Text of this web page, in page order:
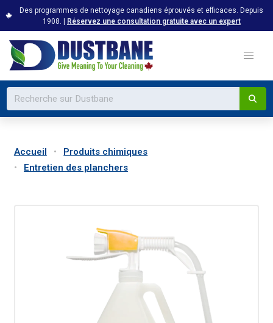
Des programmes de nettoyage canadiens éprouvés et efficaces. Depuis
1908. | Réservez une consultation gratuite avec un expert
Accueil
Produits chimiques
Entretien des planchers